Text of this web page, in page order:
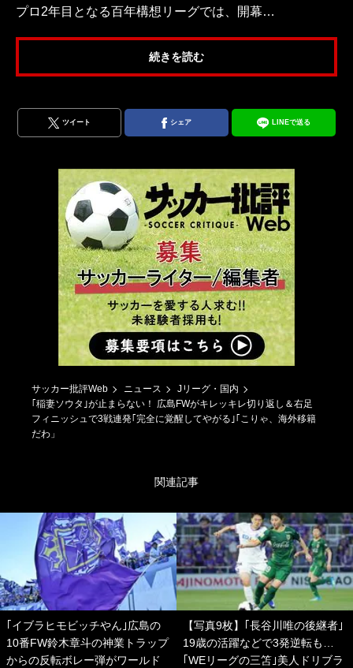
プロ2年目となる百年構想リーグでは、開幕…
続きを読む
ツイート シェア LINEで送る
サッカー批評Web ニュース
Jリーグ・国内
｢稲妻ソウタ｣が止まらない！ 広島FWがキレッキレ切り返し＆右足
フィニッシュで3戦連発｢完全に覚醒してやがる｣｢こりゃ、海外移籍
だわ」
関連記事
｢イブラヒモビッチやん｣広島の
10番FW鈴木章斗の神業トラップ
からの反転ボレー弾がワールド
【写真9枚】｢長谷川唯の後継者｣
19歳の活躍などで3発逆転も…
｢WEリーグの三笘｣美人ドリブラ